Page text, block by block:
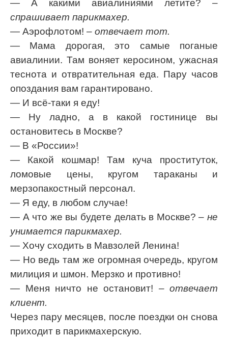
— А какими авиалиниями летите? –
спрашивает парикмахер.
— Аэрофлотом! – отвечает тот.
— Мама дорогая, это самые поганые
авиалинии. Там воняет керосином, ужасная
теснота и отвратительная еда. Пару часов
опоздания вам гарантировано.
— И всё-таки я еду!
— Ну ладно, а в какой гостинице вы
остановитесь в Москве?
— В «России»!
— Какой кошмар! Там куча проституток,
ломовые цены, кругом тараканы и
мерзопакостный персонал.
— Я еду, в любом случае!
— А что же вы будете делать в Москве?– не
унимается парикмахер.
— Хочу сходить в Мавзолей Ленина!
— Но ведь там же огромная очередь, кругом
милиция и шмон. Мерзко и противно!
— Меня ничто не остановит! – отвечает
клиент.
Через пару месяцев, после поездки он снова
приходит в парикмахерскую.